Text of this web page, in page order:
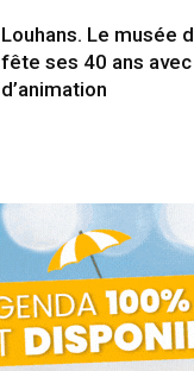
Louhans. Le musée
fête ses 40 ans
d’animation